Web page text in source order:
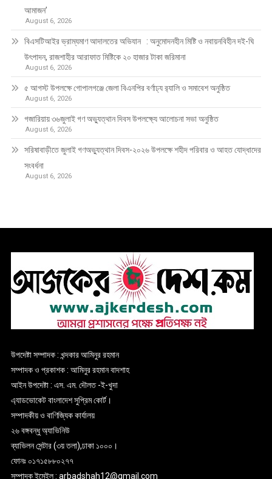
আমাজন’
August 6, 2026
বিএসটিআইর ভ্রাম্যমাণ আদালতের অভিযান : অনুমোদনহীন মিষ্টি ও নবায়নবিহীন দই-ঘি
উৎপাদন, রাজশাহীর আরাফাত মিষ্টিকে ২০ হাজার টাকা জরিমানা
August 6, 2026
৫ আগস্ট উপলক্ষে গোপালগঞ্জে জেলা বিএনপির বর্ণাঢ্য র‍্যালি ও সমাবেশ অনুষ্ঠিত
August 6, 2026
গজারিয়ায় ৩৬জুলাই গণ অভ্যুত্থান দিবস উপলক্ষ্যে আলোচনা সভা অনুষ্ঠিত
August 6, 2026
সরিষাবাড়ীতে জুলাই গণঅভ্যুত্থান দিবস-২০২৬ উপলক্ষে শহীদ পরিবার ও আহত যোদ্ধাদের
সংবর্ধনা
August 6, 2026
উপদেষ্টা সম্পাদক : খন্দকার আমিনুর রহমান
সম্পাদক ও প্রকাশক : আমিনুর রহমান বাদশাহ
আইন উপদেষ্টা : এস. এম. দৌলত -ই-খুদা
এ্যাডভোকেট বাংলাদেশ সুপ্রিম কোর্ট।
সম্পাদকীয় ও বাণিজ্যিক কার্যালয়
২৬ বঙ্গবন্ধু অ্যাভিনিউ
ব্যাভিলন সেন্টার (৩য় তলা),ঢাকা ১০০০।
ফোনঃ ০১৭১৫৮৮০২৭৭
সম্পাদক ইমেইল : arbadshah12@gmail.com